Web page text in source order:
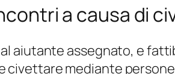
a causa di
aiutante assegnato, e
civettare mediante